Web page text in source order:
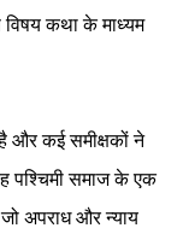
विषय कथा के माध्यम
और कई समीक्षकों ने
पश्चिमी समाज के एक
अपराध और न्याय